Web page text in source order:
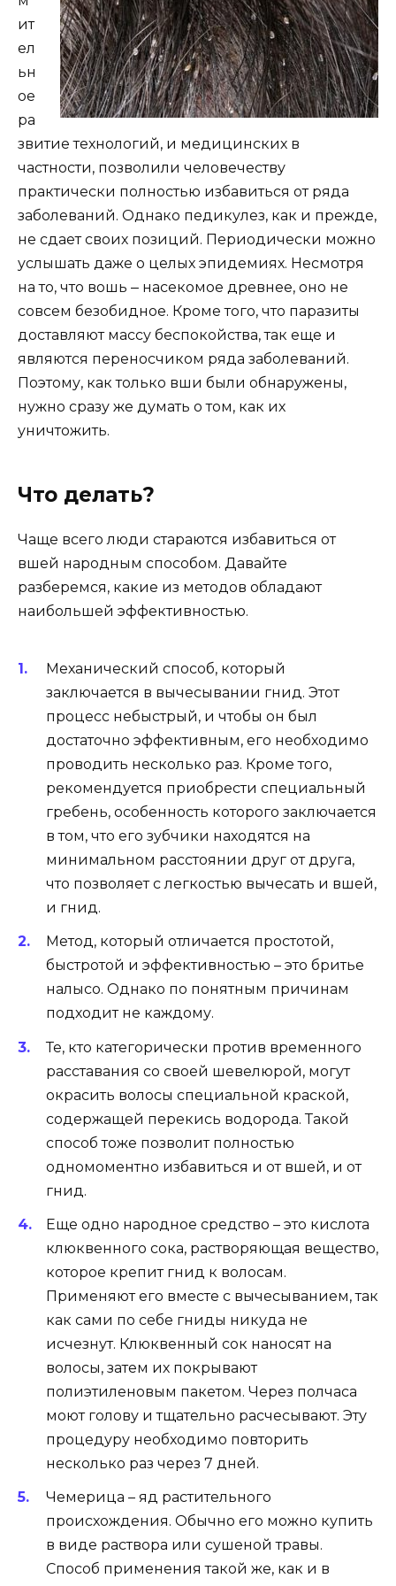
ит
ел
ьн
ое
ра
звитие технологий, и медицинских в
частности, позволили человечеству
практически полностью избавиться от ряда
заболеваний. Однако педикулез, как и прежде,
не сдает своих позиций. Периодически можно
услышать даже о целых эпидемиях. Несмотря
на то, что вошь ‒ насекомое древнее, оно не
совсем безобидное. Кроме того, что паразиты
доставляют массу беспокойства, так еще и
являются переносчиком ряда заболеваний.
Поэтому, как только вши были обнаружены,
нужно сразу же думать о том, как их
уничтожить.
Что делать?
Чаще всего люди стараются избавиться от
вшей народным способом. Давайте
разберемся, какие из методов обладают
наибольшей эффективностью.
Механический способ, который
заключается в вычесывании гнид. Этот
процесс небыстрый, и чтобы он был
достаточно эффективным, его необходимо
проводить несколько раз. Кроме того,
рекомендуется приобрести специальный
гребень, особенность которого заключается
в том, что его зубчики находятся на
минимальном расстоянии друг от друга,
что позволяет с легкостью вычесать и вшей,
и гнид.
Метод, который отличается простотой,
быстротой и эффективностью – это бритье
налысо. Однако по понятным причинам
подходит не каждому.
Те, кто категорически против временного
расставания со своей шевелюрой, могут
окрасить волосы специальной краской,
содержащей перекись водорода. Такой
способ тоже позволит полностью
одномоментно избавиться и от вшей, и от
гнид.
Еще одно народное средство – это кислота
клюквенного сока, растворяющая вещество,
которое крепит гнид к волосам.
Применяют его вместе с вычесыванием, так
как сами по себе гниды никуда не
исчезнут. Клюквенный сок наносят на
волосы, затем их покрывают
полиэтиленовым пакетом. Через полчаса
моют голову и тщательно расчесывают. Эту
процедуру необходимо повторить
несколько раз через 7 дней.
Чемерица – яд растительного
происхождения. Обычно его можно купить
в виде раствора или сушеной травы.
Способ применения такой же, как и в